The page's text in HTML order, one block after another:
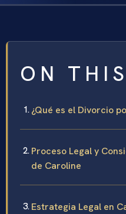
ON
¿Qué es el Divorcio
Proceso Legal y
de Caroline
Estrategia Legal en